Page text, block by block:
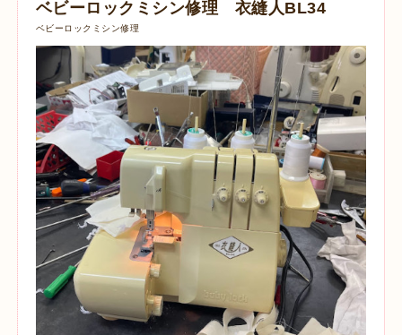
ベビーロックミシン修理 衣縫人BL34
ベビーロックミシン修理